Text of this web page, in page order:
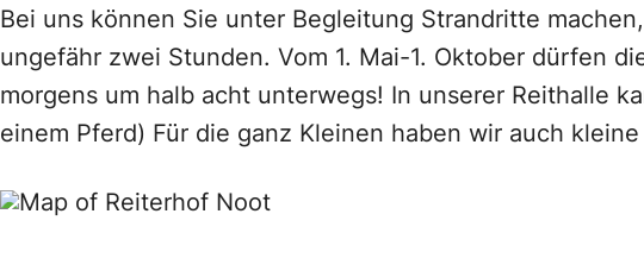
Bei uns können Sie unter Begleitung Strandritte
ungefähr zwei Stunden. Vom 1. Mai-1. Oktober dürfen
morgens um halb acht unterwegs! In unserer Reithalle
einem Pferd) Für die ganz Kleinen haben wir auch kleine